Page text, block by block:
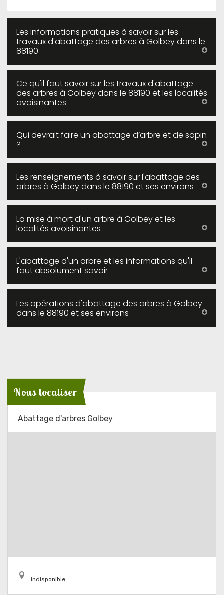
Les informations pratiques à savoir sur les
travaux d'abattage des arbres à Golbey dans le
88190
Ce qu'il faut savoir sur les travaux d'abattage
des arbres à Golbey dans le 88190 et les localités
avoisinantes
Qui devrait faire un abattage d’arbre et de sapin
?
Les renseignements à savoir sur l'abattage des
arbres à Golbey dans le 88190 et ses environs
La mise à mort d'un arbre à Golbey et les
localités avoisinantes
L'abattage d'un arbre et les informations qu'il
faut absolument savoir
Les opérations d'abattage des arbres à Golbey
dans le 88190 et ses environs
Nous localiser
Abattage d'arbres Golbey
indisponible